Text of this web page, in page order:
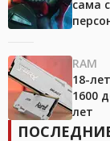
сама
RAM
18-
1600
лет